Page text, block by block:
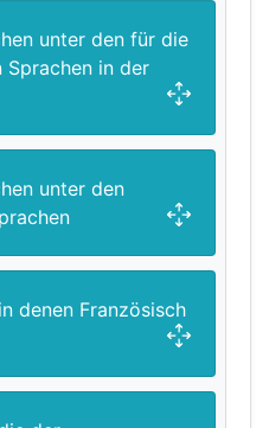
unter den für die
in der
unter den
denen Französisch